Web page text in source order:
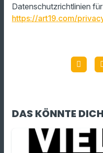
Datenschutzrichtlinien
https://art19.com/
DAS KÖNNTE